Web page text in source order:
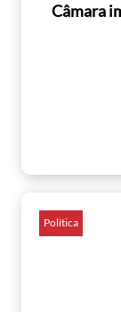
Câmara
Política